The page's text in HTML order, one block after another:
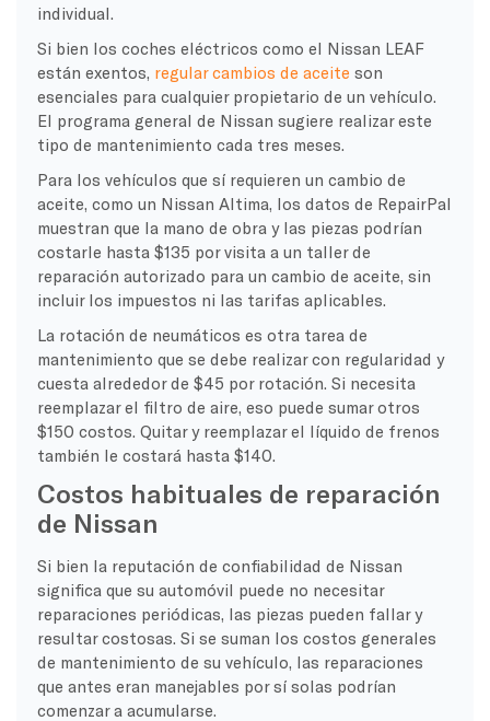
individual.
Si bien los coches eléctricos como el Nissan LEAF
están exentos, regularcambios de aceite son
esenciales para cualquier propietario de un vehículo.
El programa general de Nissan sugiere realizar este
tipo de mantenimiento cada tres meses.
Para los vehículos que sí requieren un cambio de
aceite, como un Nissan Altima, los datos de RepairPal
muestran que la mano de obra y las piezas podrían
costarle hasta $135 por visita a un taller de
reparación autorizado para un cambio de aceite, sin
incluir los impuestos ni las tarifas aplicables.
La rotación de neumáticos es otra tarea de
mantenimiento que se debe realizar con regularidad y
cuesta alrededor de $45 por rotación. Si necesita
reemplazar el filtro de aire, eso puede sumar otros
$150 costos. Quitar y reemplazar el líquido de frenos
también le costará hasta $140.
Costos habituales de reparación
de Nissan
Si bien la reputación de confiabilidad de Nissan
significa que su automóvil puede no necesitar
reparaciones periódicas, las piezas pueden fallar y
resultar costosas. Si se suman los costos generales
de mantenimiento de su vehículo, las reparaciones
que antes eran manejables por sí solas podrían
comenzar a acumularse.